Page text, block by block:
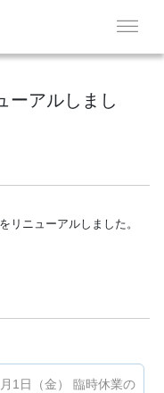
ーアルしまし
リニューアルしました。
1日（金） 臨時休業の